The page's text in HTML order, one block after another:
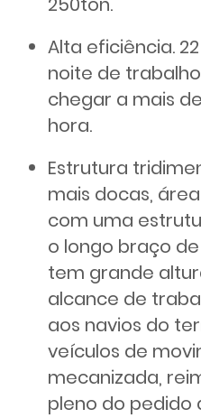
Alta eficiência.
noite de
chegar a mais
hora.
Estrutura
mais docas,
com uma
o longo braço
tem grande
alcance de
aos navios do
veículos de
mecanizada,
pleno do pedido